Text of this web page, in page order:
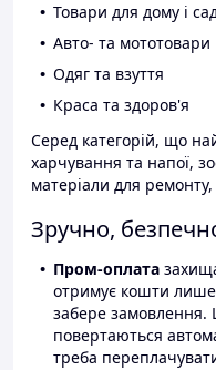
Товари для дому і
Авто- та мототовари
Одяг та взуття
Краса та здоров'я
Серед категорій, що
харчування та напої,
матеріали для ремонту,
Зручно,
Пром-оплата
отримує кошти лише
забере
повертаються
треба